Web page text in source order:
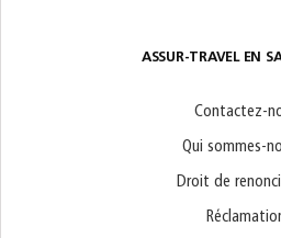
ASSUR-TRAVEL EN
Contactez-
Qui sommes-
Droit de